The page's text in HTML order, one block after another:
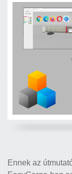
Ennek az